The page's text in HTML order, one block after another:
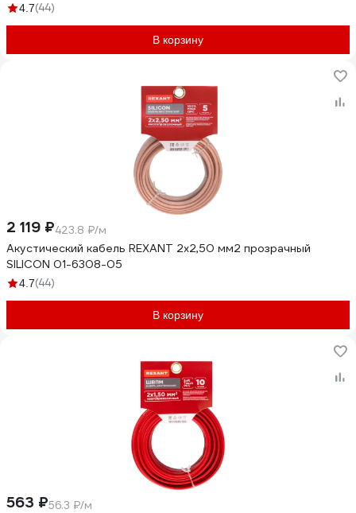
4.7(44)
В корзину
2 119 ₽423.8 ₽/м
Акустический кабель REXANT 2х2,50 мм2 прозрачный
SILICON 01-6308-05
4.7(44)
В корзину
563 ₽56.3 ₽/м